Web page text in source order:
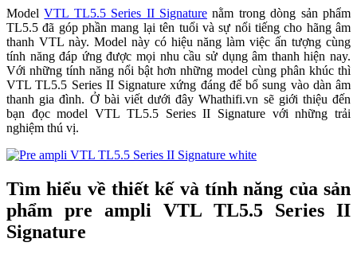
ModelVTL TL5.5 Series II Signature nằm trong dòng sản phẩm
TL5.5 đã góp phần mang lại tên tuổi và sự nổi tiếng cho hãng âm
thanh VTL này. Model này có hiệu năng làm việc ấn tượng cùng
tính năng đáp ứng được mọi nhu cầu sử dụng âm thanh hiện nay.
Với những tính năng nổi bật hơn những model cùng phân khúc thì
VTL TL5.5 Series II Signature xứng đáng để bổ sung vào dàn âm
thanh gia đình. Ở bài viết dưới đây Whathifi.vn sẽ giới thiệu đến
bạn đọc model VTL TL5.5 Series II Signature với những trải
nghiệm thú vị.
Tìm hiểu về thiết kế và tính năng của sản
phẩm pre ampli VTL TL5.5 Series II
Signature